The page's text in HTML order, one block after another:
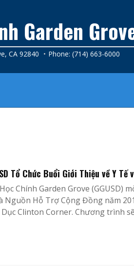
Garden
CA 92840 Phone: (714) 663-6000
Tổ Chức Buổi Giới Thiệu về Y
Chính Garden Grove (GGUSD)
Nguồn Hỗ Trợ Cộng Đồng năm
Dục Clinton Corner. Chương trình